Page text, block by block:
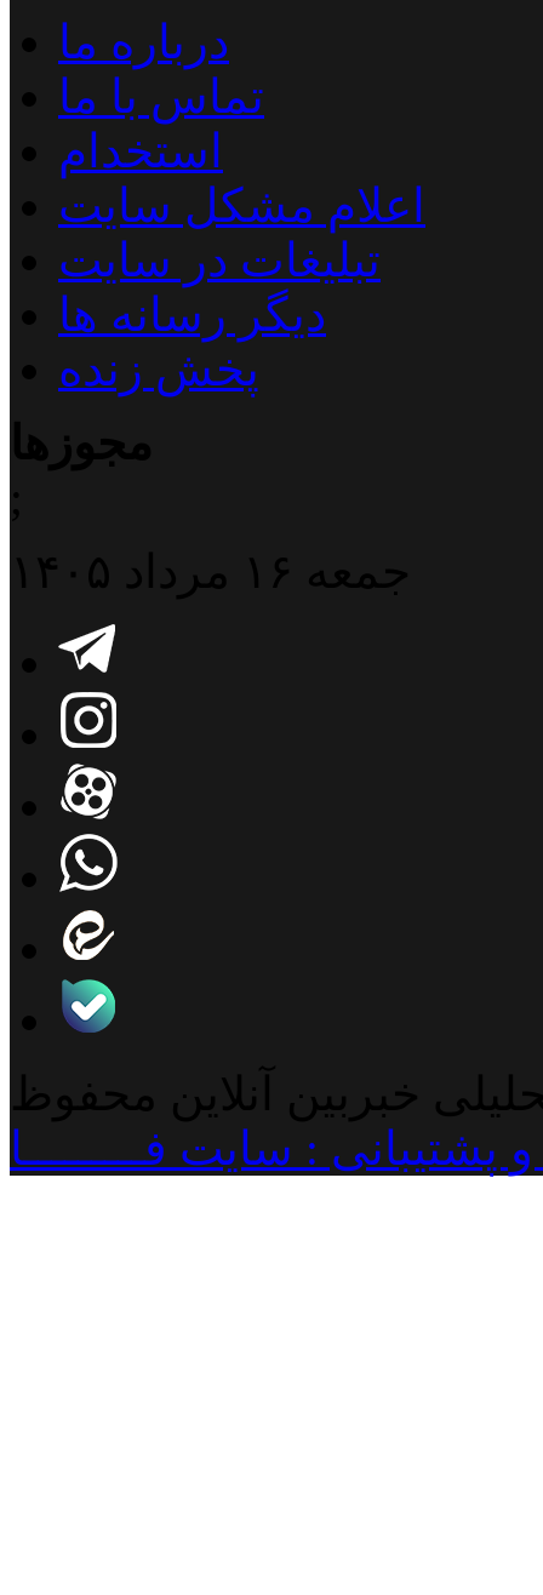
درباره ما
تماس با ما
استخدام
اعلام مشکل سایت
تبلیغات در سایت
دیگر رسانه ها
پخش زنده
مجوزها
;
جمعه ۱۶ مرداد ۱۴۰۵
خبربین آنلاین محفوظ
: سایت فـــــــــا